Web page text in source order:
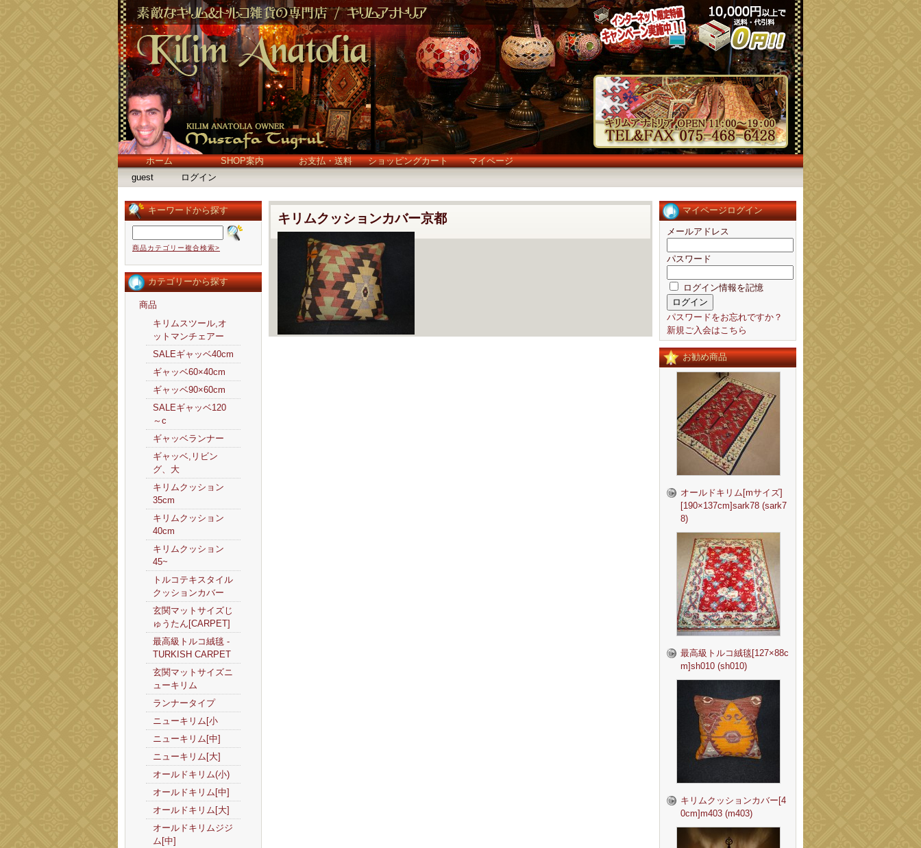
ホーム SHOP案内 お支払・送料 ショッピングカート
マイページ
guest
ログイン
キーワードから探す
商品カテゴリー複合検索>
カテゴリーから探す
商品
キリムスツール,オ
ットマンチェアー
SALEギャッベ40cm
ギャッベ60×40cm
ギャッベ90×60cm
SALEギャッベ120
～c
ギャッベランナー
ギャッベ,リビン
グ、大
キリムクッション
35cm
キリムクッション
40cm
キリムクッション
45~
トルコテキスタイル
クッションカバー
玄関マットサイズじ
ゅうたん[CARPET]
最高級トルコ絨毯 -
TURKISH CARPET
玄関マットサイズニ
ューキリム
ランナータイプ
ニューキリム[小
ニューキリム[中]
ニューキリム[大]
オールドキリム(小)
オールドキリム[中]
オールドキリム[大]
オールドキリムジジ
ム[中]
マイページログイン
メールアドレス
パスワード
ログイン情報を記憶
パスワードをお忘れですか？
新規ご入会はこちら
お勧め商品
オールドキリム[mサイズ]
[190×137cm]sark78 (sark7
8)
最高級トルコ絨毯[127×88c
m]sh010 (sh010)
キリムクッションカバー[4
0cm]m403 (m403)
キリムクッションカバー京都